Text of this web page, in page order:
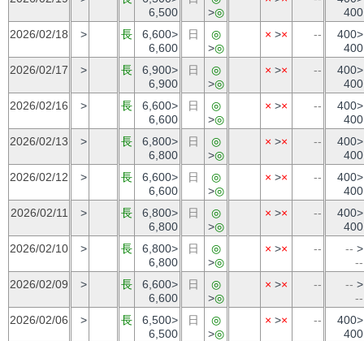
6,500
>◎
400
2026/02/18
> 長
6,600>
6,600
日
◎
>◎
× >× --
400>
400
2026/02/17
> 長
6,900>
6,900
日
◎
>◎
× >× --
400>
400
2026/02/16
> 長
6,600>
6,600
日
◎
>◎
× >× --
400>
400
2026/02/13
> 長
6,800>
6,800
日
◎
>◎
× >× --
400>
400
2026/02/12
> 長
6,600>
6,600
日
◎
>◎
× >× --
400>
400
2026/02/11
> 長
6,800>
6,800
日
◎
>◎
× >× --
400>
400
2026/02/10
> 長
6,800>
6,800
日
◎
>◎
× >× -- -- >
--
2026/02/09
> 長
6,600>
6,600
日
◎
>◎
× >× -- -- >
--
2026/02/06
> 長
6,500>
6,500
日
◎
>◎
× >× --
400>
400